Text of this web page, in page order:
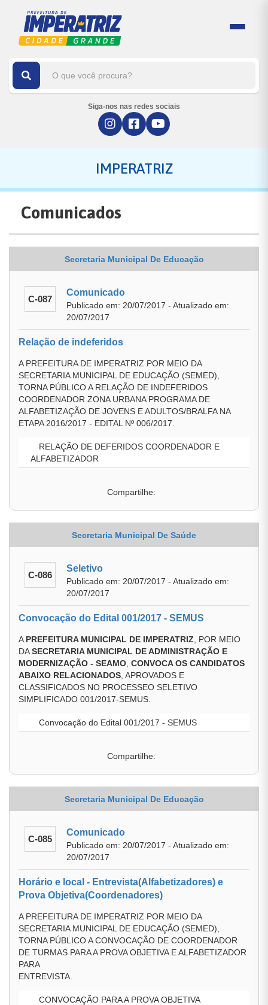
Siga-nos nas redes sociais
IMPERATRIZ
Comunicados
Secretaria Municipal De Educação
C-087
Comunicado
Publicado em: 20/07/2017 - Atualizado em:
20/07/2017
Relação de indeferidos
A PREFEITURA DE IMPERATRIZ POR MEIO DA
SECRETARIA MUNICIPAL DE EDUCAÇÃO (SEMED),
TORNA PÚBLICO A RELAÇÃO DE INDEFERIDOS
COORDENADOR ZONA URBANA PROGRAMA DE
ALFABETIZAÇÃO DE JOVENS E ADULTOS/BRALFA NA
ETAPA 2016/2017 - EDITAL Nº 006/2017.
RELAÇÃO DE DEFERIDOS COORDENADOR E
ALFABETIZADOR
Compartilhe:
Secretaria Municipal De Saúde
C-086
Seletivo
Publicado em: 20/07/2017 - Atualizado em:
20/07/2017
Convocação do Edital 001/2017 - SEMUS
A PREFEITURA MUNICIPAL DE IMPERATRIZ , POR MEIO
DASECRETARIA MUNICIPAL DE ADMINISTRAÇÃO E
MODERNIZAÇÃO - SEAMO CONVOCA OS CANDIDATOS
ABAIXO RELACIONADOS , APROVADOS E
CLASSIFICADOS NO PROCESSEO SELETIVO
SIMPLIFICADO 001/2017-SEMUS.
Convocação do Edital 001/2017 - SEMUS
Compartilhe:
Secretaria Municipal De Educação
C-085
Comunicado
Publicado em: 20/07/2017 - Atualizado em:
20/07/2017
Horário e local - Entrevista(Alfabetizadores) e
Prova Objetiva(Coordenadores)
A PREFEITURA DE IMPERATRIZ POR MEIO DA
SECRETARIA MUNICIPAL DE EDUCAÇÃO (SEMED),
TORNA PÚBLICO A CONVOCAÇÃO DE COORDENADOR
DE TURMAS PARA A PROVA OBJETIVA E ALFABETIZADOR
PARA
ENTREVISTA.
CONVOCAÇÃO PARA A PROVA OBJETIVA